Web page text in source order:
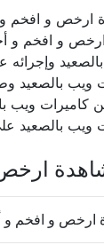
و افخم و
و افخم و
بالصعيد
كاميرات ويب
بالصعيد على
و افخم و